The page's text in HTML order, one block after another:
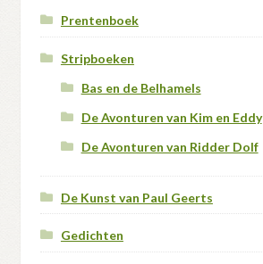
Prentenboek
Stripboeken
Bas en de Belhamels
De Avonturen van Kim en Eddy
De Avonturen van Ridder Dolf
De Kunst van Paul Geerts
Gedichten